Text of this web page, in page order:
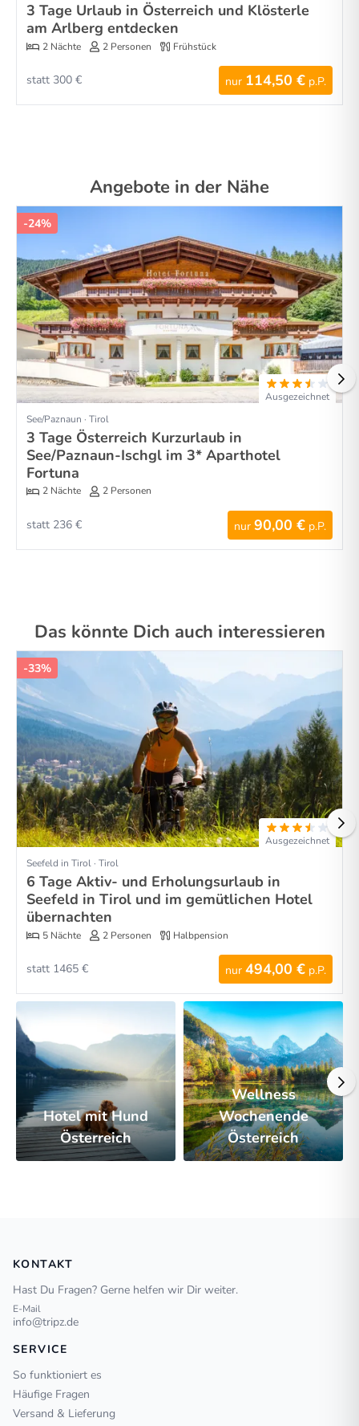
3 Tage Urlaub in Österreich und Klösterle
am Arlberg entdecken
2 Nächte 2 Personen Frühstück
nur 114,50 € p.P.
statt 300 €
Angebote in der Nähe
-24%
Ausgezeichnet
See/Paznaun · Tirol
3 Tage Österreich Kurzurlaub in
See/Paznaun-Ischgl im 3* Aparthotel
Fortuna
2 Nächte 2 Personen
nur 90,00 € p.P.
statt 236 €
Das könnte Dich auch interessieren
-33%
Ausgezeichnet
Seefeld in Tirol · Tirol
6 Tage Aktiv- und Erholungsurlaub in
Seefeld in Tirol und im gemütlichen Hotel
übernachten
5 Nächte 2 Personen Halbpension
nur 494,00 € p.P.
statt 1465 €
Hotel mit Hund
Österreich
Wellness
Wochenende
Österreich
KONTAKT
Hast Du Fragen? Gerne helfen wir Dir weiter.
E-Mail
info@tripz.de
SERVICE
So funktioniert es
Häufige Fragen
Versand & Lieferung